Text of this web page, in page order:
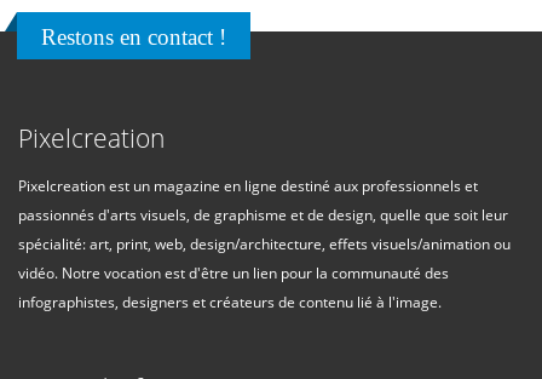
Restons en contact !
Pixelcreation
Pixelcreation est un magazine en ligne destiné aux professionnels et
passionnés d'arts visuels, de graphisme et de design, quelle que soit leur
spécialité: art, print, web, design/architecture, effets visuels/animation ou
vidéo. Notre vocation est d'être un lien pour la communauté des
infographistes, designers et créateurs de contenu lié à l'image.